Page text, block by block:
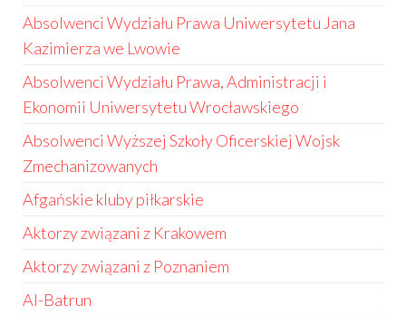
Absolwenci Wydziału Prawa Uniwersytetu Jana
Kazimierza we Lwowie
Absolwenci Wydziału Prawa, Administracji i
Ekonomii Uniwersytetu Wrocławskiego
Absolwenci Wyższej Szkoły Oficerskiej Wojsk
Zmechanizowanych
Afgańskie kluby piłkarskie
Aktorzy związani z Krakowem
Aktorzy związani z Poznaniem
Al-Batrun